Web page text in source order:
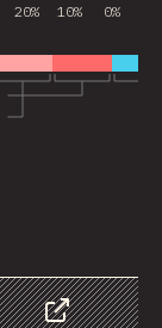
20% 10% 0%